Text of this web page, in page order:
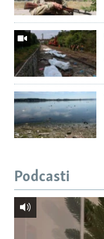
Podcasti